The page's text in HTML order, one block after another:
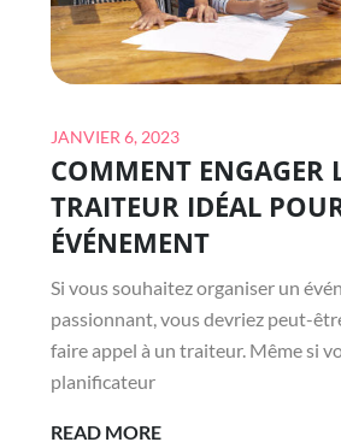
Posted
on
JANVIER 6, 2023
COMMENT ENGAGER
TRAITEUR IDÉAL
ÉVÉNEMENT
Si vous souhaitez organiser un
passionnant, vous devriez peut-
faire appel à un traiteur. Même si
planificateur
READ MORECOMMENT